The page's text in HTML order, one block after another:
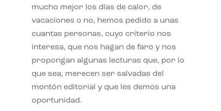
mucho mejor los días de calor, de
vacaciones o no, hemos pedido a unas
cuantas personas, cuyo criterio nos
interesa, que nos hagan de faro y nos
propongan algunas lecturas que, por lo
que sea, merecen ser salvadas del
montón editorial y que les demos una
oportunidad.